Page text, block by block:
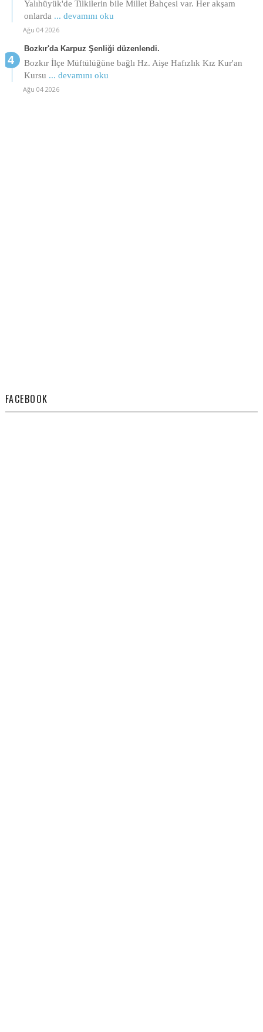
Yalıhüyük'de Tilkilerin bile Millet Bahçesi var. Her akşam
onlarda ... devamını oku
Ağu 04 2026
Bozkır'da Karpuz Şenliği düzenlendi.
Bozkır İlçe Müftülüğüne bağlı Hz. Aişe Hafızlık Kız Kur'an
Kursu ... devamını oku
Ağu 04 2026
FACEBOOK